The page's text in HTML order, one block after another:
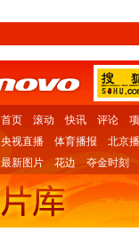
首页 滚动 快讯 评论
央视直播
体育播报 北京
最新图片
花边 夺金时刻